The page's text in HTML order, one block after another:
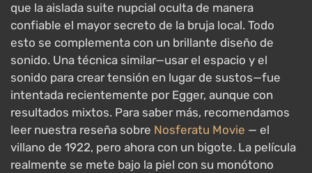
que la aislada suite nupcial oculta de manera
confiable el mayor secreto de la bruja local. Todo
esto se complementa con un brillante diseño de
sonido. Una técnica similar—usar el espacio y el
sonido para crear tensión en lugar de sustos—fue
intentada recientemente por Egger, aunque con
resultados mixtos. Para saber más, recomendamos
leer nuestra reseña sobre Nosferatu Movie — el
villano de 1922, pero ahora con un bigote. La película
realmente se mete bajo la piel con su monótono